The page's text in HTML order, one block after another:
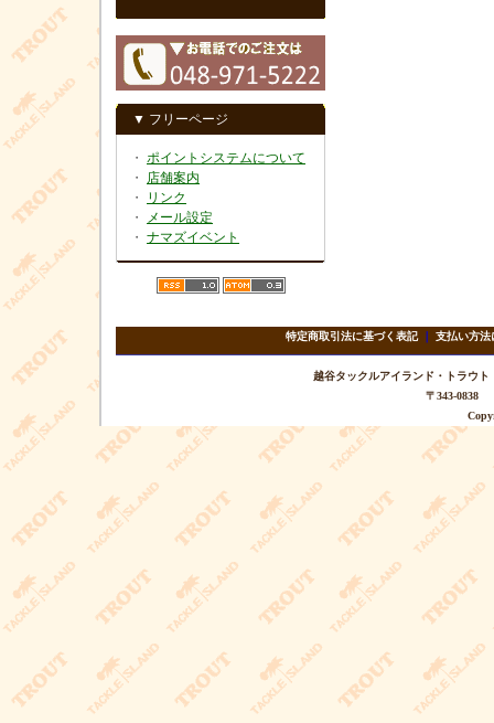
▼ フリーページ
・ ポイントシステムについて
・ 店舗案内
・
リンク
・
メール設定
・ ナマズイベント
特定商取引法に基づく表記｜ 支払い方法
越谷タックルアイランド・トラ
〒343-0838